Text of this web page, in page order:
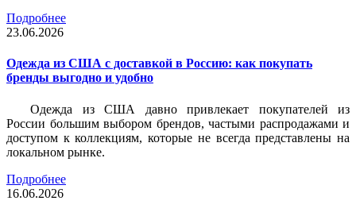
Подробнее
23.06.2026
Одежда из США с доставкой в Россию: как покупать
бренды выгодно и удобно
Одежда из США давно привлекает покупателей из
России большим выбором брендов, частыми распродажами и
доступом к коллекциям, которые не всегда представлены на
локальном рынке.
Подробнее
16.06.2026